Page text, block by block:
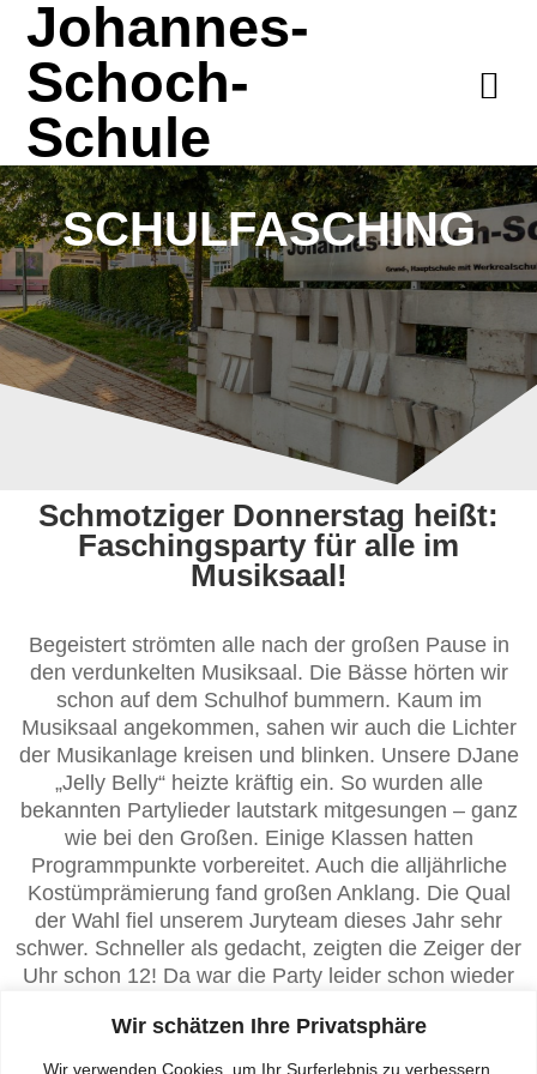
Wir schätzen Ihre Privatsphäre
Wir verwenden Cookies, um Ihr Surferlebnis zu verbessern,
Johannes-
Schoch-
Schule
SCHULFASCHING
Schmotziger Donnerstag heißt:
Faschingsparty für alle im
Musiksaal!
Begeistert strömten alle nach der großen Pause in
den verdunkelten Musiksaal. Die Bässe hörten wir
schon auf dem Schulhof bummern. Kaum im
Musiksaal angekommen, sahen wir auch die Lichter
der Musikanlage kreisen und blinken. Unsere DJane
„Jelly Belly“ heizte kräftig ein. So wurden alle
bekannten Partylieder lautstark mitgesungen – ganz
wie bei den Großen. Einige Klassen hatten
Programmpunkte vorbereitet. Auch die alljährliche
Kostümprämierung fand großen Anklang. Die Qual
der Wahl fiel unserem Juryteam dieses Jahr sehr
schwer. Schneller als gedacht, zeigten die Zeiger der
Uhr schon 12! Da war die Party leider schon wieder